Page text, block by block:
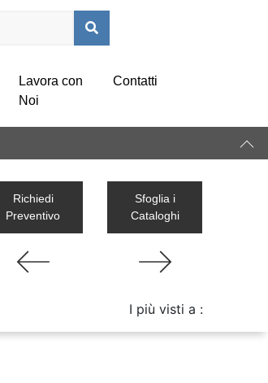
Lavora con
Noi
Contatti
Richiedi
Preventivo
Sfoglia i
Cataloghi
I più visti a :